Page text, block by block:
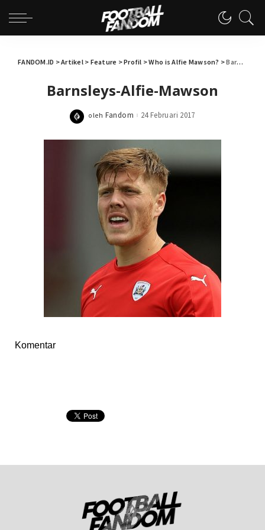
FANDOM.ID >Artikel> Feature >Profil >Who is Alfie Mawson? >Barnsleys-Alfie-Mawson
Barnsleys-Alfie-Mawson
Posted
oleh Fandom 24 Februari 2017
Komentar